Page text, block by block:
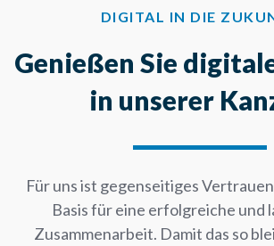
DIGITAL IN DIE
Genießen Sie
in unserer
Für uns ist gegenseitiges
Basis für eine erfolgreiche und
Zusammenarbeit. Damit das so